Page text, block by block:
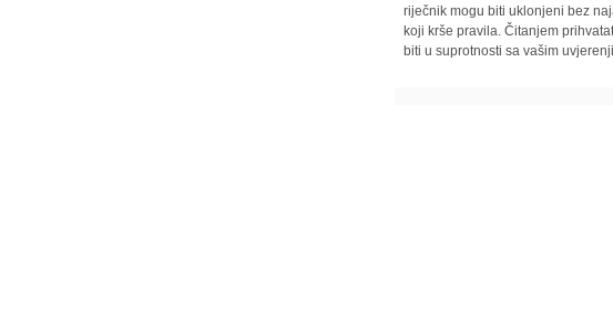
riječnik mogu biti uklonjeni bez
koji krše pravila. Čitanjem
biti u suprotnosti sa vašim